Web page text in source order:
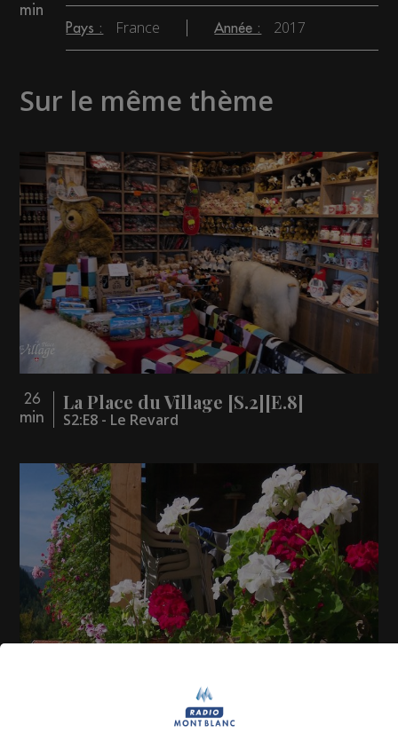
min
Pays : France Année : 2017
Sur le même thème
26
min
La Place du Village [S.2][E.8]
S2:E8 - Le Revard
La Place du Village [S.1][E.98]
S1:E 98 - Rencontre dans le haut val de Fier à